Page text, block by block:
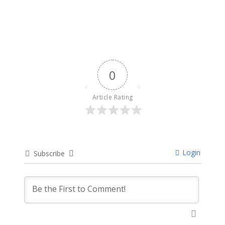
0
Article Rating
Subscribe Login